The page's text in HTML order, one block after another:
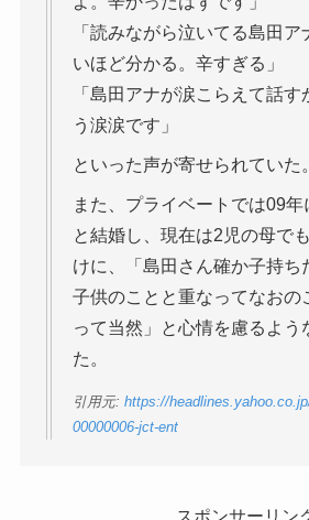
「読みながら泣いてる島田
いほど分かる。辛すぎる」
「島田アナが涙こらえて話す
う涙涙です」
といった声が寄せられていた。
また、プライベートでは09
と結婚し、現在は2児の母で
けに、「島田さん確か子持
子供のことと重なってなおの
って当然」と心情を慮るよう
た。
引用元: https://
00000006-jct-ent
スポンサーリン